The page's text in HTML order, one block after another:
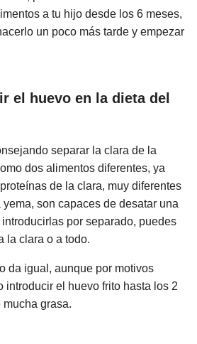
a tu hijo desde los 6 meses,
un poco más tarde y empezar
el huevo en la dieta del
separar la clara de la
dos alimentos diferentes, ya
de la clara, muy diferentes
son capaces de desatar una
por separado, puedes
la clara o a todo.
da igual, aunque por motivos
introducir el huevo frito hasta los 2
grasa.